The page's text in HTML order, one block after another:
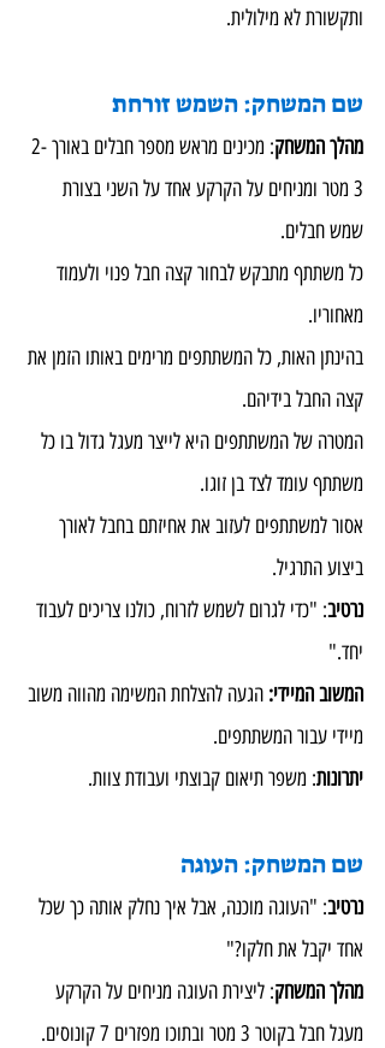
ותקשורת לא מילולית.
שם המשחק: השמש זורחת
מהלך המשחק
: מכינים מראש מספר חבלים באורך 2-
3 מטר ומניחים על הקרקע אחד על השני בצורת
שמש חבלים.
כל משתתף מתבקש לבחור קצה חבל פנוי ולעמוד
מאחוריו.
בהינתן האות, כל המשתתפים מרימים באותו הזמן את
קצה החבל בידיהם.
המטרה של המשתתפים היא לייצר מעגל גדול בו כל
משתתף עומד לצד בן זוגו.
אסור למשתתפים לעזוב את אחיזתם בחבל לאורך
ביצוע התרגיל.
נרטיב: "כדי לגרום לשמש לזרוח, כולנו צריכים לעבוד
יחד."
המשוב המיידי: הגעה להצלחת המשימה מהווה משוב
מיידי עבור המשתתפים.
יתרונות: משפר תיאום קבוצתי ועבודת צוות.
שם המשחק: העוגה
נרטיב: "העוגה מוכנה, אבל איך נחלק אותה כך שכל
אחד יקבל את חלקו?"
מהלך המשחק: ליצירת העוגה מניחים על הקרקע
מעגל חבל בקוטר 3 מטר ובתוכו מפזרים 7 קונוסים.